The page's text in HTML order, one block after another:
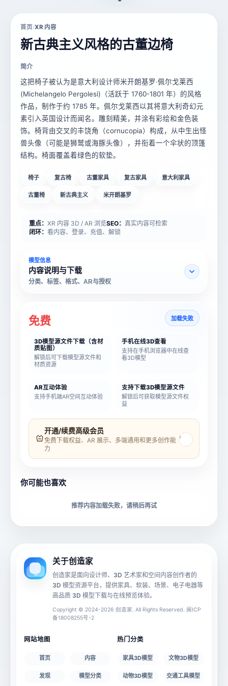
首页/XR 内容
新古典主义风格的古董边椅
简介
这把椅子被认为是意大利设计师米开朗基罗·佩尔戈莱西
(Michelangelo Pergolesi)（活跃于 1760-1801 年）的风格
作品，制作于约 1785 年。佩尔戈莱西以其将意大利奇幻元
素引入英国设计而闻名。雕刻精美，并涂有彩绘和金色装
饰。椅背由交叉的丰饶角（cornucopia）构成，从中生出怪
兽头像（可能是狮鹫或海豚头像），并衔着一个伞状的顶篷
结构。椅面覆盖着绿色的软垫。
椅子 复古椅 古董家具 复古家具 意大利家具
古董椅 新古典主义 米开朗基罗
重点： XR 内容 3D / AR 浏览SEO： 真实内容可检索
闭环： 看内容、登录、充值、解锁
模型信息
内容说明与下载
分类、标签、格式、AR与授权
模型名称
材质贴图
文件大小
免费 加载失败
3D模型源文件下载（含材
质贴图）
解锁后可下载模型源文件和
材质资源
手机在线3D查看
支持在手机浏览器中在线查
看3D模型
AR互动体验
支持手机端AR空间互动体验
支持下载3D模型源文件
解锁后可获取模型源文件权
益
开通/续费高级会员
免费下载权益、AR 展示、多端通用和更多创作能
力
›
你可能也喜欢
推荐内容加载失败，请稍后再试
关于创造家
创造家是面向设计师、3D 艺术家和空间内容创作者的
3D 模型资源平台，提供家具、软装、场景、电子电器等
高品质 3D 模型下载与在线预览体验。
Copyright © 2024-2026 创造家. All Rights Reserved. 闽ICP
备18008255号-2
网站地图
首页 内容
发现 模型分类
热门分类
家具3D模型 文物3D模型
动物3D模型 交通工具模型